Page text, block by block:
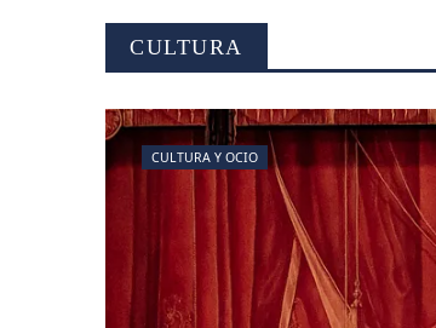
CULTURA
CULTURA Y OCIO